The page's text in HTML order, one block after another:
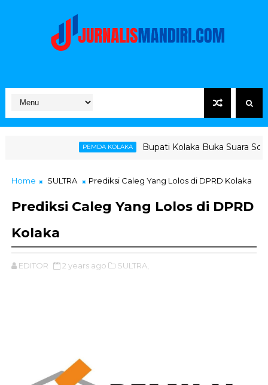
Bupati Kolaka Buka Suara Soal Ketegangan
Home SULTRA Prediksi Caleg Yang Lolos di DPRD Kolaka
Prediksi Caleg Yang Lolos di DPRD
Kolaka
EDITOR 2 years ago SULTRA,